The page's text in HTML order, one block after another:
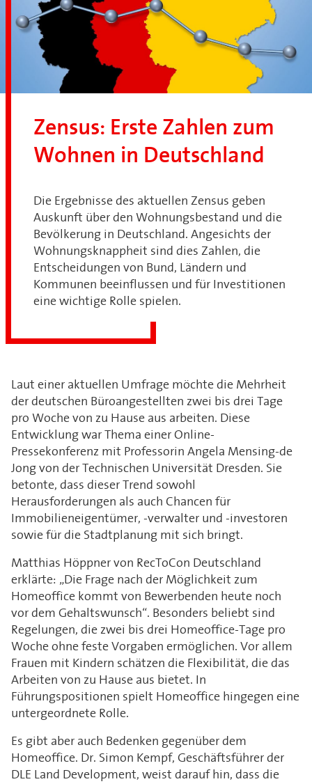
Zensus: Erste Zahlen zum
Wohnen in Deutschland
Die Ergebnisse des aktuellen Zensus geben
Auskunft über den Wohnungsbestand und die
Bevölkerung in Deutschland. Angesichts der
Wohnungsknappheit sind dies Zahlen, die
Entscheidungen von Bund, Ländern und
Kommunen beeinflussen und für Investitionen
eine wichtige Rolle spielen.
Laut einer aktuellen Umfrage möchte die Mehrheit
der deutschen Büroangestellten zwei bis drei Tage
pro Woche von zu Hause aus arbeiten. Diese
Entwicklung war Thema einer Online-
Pressekonferenz mit Professorin Angela Mensing-de
Jong von der Technischen Universität Dresden. Sie
betonte, dass dieser Trend sowohl
Herausforderungen als auch Chancen für
Immobilieneigentümer, -verwalter und -investoren
sowie für die Stadtplanung mit sich bringt.
Matthias Höppner von RecToCon Deutschland
erklärte: „Die Frage nach der Möglichkeit zum
Homeoffice kommt von Bewerbenden heute noch
vor dem Gehaltswunsch“. Besonders beliebt sind
Regelungen, die zwei bis drei Homeoffice-Tage pro
Woche ohne feste Vorgaben ermöglichen. Vor allem
Frauen mit Kindern schätzen die Flexibilität, die das
Arbeiten von zu Hause aus bietet. In
Führungspositionen spielt Homeoffice hingegen eine
untergeordnete Rolle.
Es gibt aber auch Bedenken gegenüber dem
Homeoffice. Dr. Simon Kempf, Geschäftsführer der
DLE Land Development, weist darauf hin, dass die